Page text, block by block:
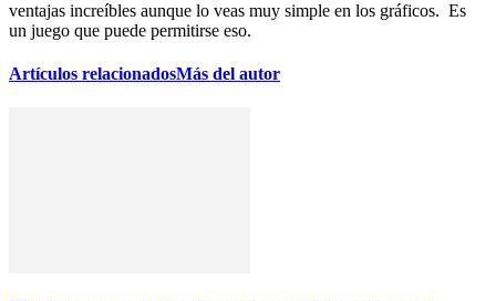
ventajas increíbles aunque lo veas muy simple en los gráficos. Es
un juego que puede permitirse eso.
Artículos relacionadosMás del autor